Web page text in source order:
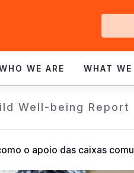
Get
WE ARE WHAT WE
Well-being Report
o apoio das caixas